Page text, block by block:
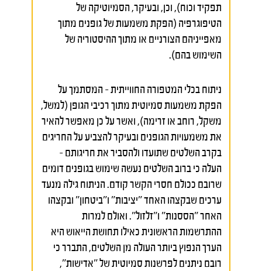
תפקיד וכוח), וכן, ובעיקר, הסמיוטיקה של
הטיפוגרפיה (הפקת משמעות של גופנים מתוך
מאפייניהם הצורניים או מתוך ההיסטוריה של
השימוש בהם).
ניתוח בכלי המטפורה החווייתית – המסתמך על
הפקת משמעות סמיוטית מתוך רכיבי הגופן (למשל,
משקל, רוחב או זרימה), ואשר על כן מאפשר להאיר
את משמעויות הגופנים ובעיקר להצביע על החריגים
בקרב השלטים שתועדו ולהסביר את חריגותם –
העלה כי ברוב השלטים נעשה שימוש בגופנים דומים
שרובם ככולם חסרי הקשר קודם. הניתוח גילה מנעד
ערכים שבקצהו האחד "יציבות" ו"ביטחון" ובקצהו
האחר "הססנות" ו"זלזול". ואולם למרות
ההתרשמות הראשונית כאילו תחושת הייאוש היא
הערך הנפוץ ביותר העולה מן השלטים, התברר כי
רובם ניתנים לפרשנות סמיוטית של "אדישות",